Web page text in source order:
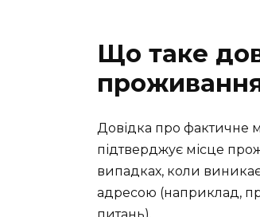
Що таке
Довідка про фактичне
підтверджує місце
випадках, коли
адресою (наприклад,